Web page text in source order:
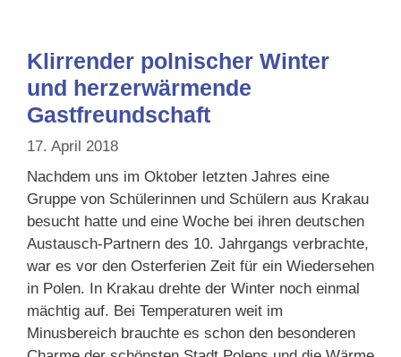
Klirrender polnischer Winter
und herzerwärmende
Gastfreundschaft
17. April 2018
Nachdem uns im Oktober letzten Jahres eine
Gruppe von Schülerinnen und Schülern aus Krakau
besucht hatte und eine Woche bei ihren deutschen
Austausch-Partnern des 10. Jahrgangs verbrachte,
war es vor den Osterferien Zeit für ein Wiedersehen
in Polen. In Krakau drehte der Winter noch einmal
mächtig auf. Bei Temperaturen weit im
Minusbereich brauchte es schon den besonderen